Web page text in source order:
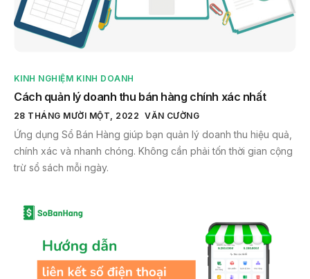
KINH NGHIỆM KINH DOANH
Cách quản lý doanh thu bán hàng chính xác nhất
28 THÁNG MƯỜI MỘT, 2022 VĂN CƯỜNG
Ứng dụng Sổ Bán Hàng giúp bạn quản lý doanh thu hiệu quả,
chính xác và nhanh chóng. Không cần phải tốn thời gian cộng
trừ sổ sách mỗi ngày.